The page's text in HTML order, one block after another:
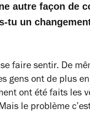
autre façon de
tu un
faire sentir. De
gens ont de plus
ont été faits les
le problème